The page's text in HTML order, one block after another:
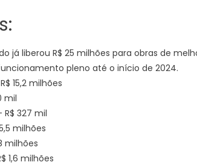
já liberou R$ 25 milhões para obras de
pleno até o início de 2024.
15,2 milhões
mil
327 mil
milhões
milhões
1,6 milhões